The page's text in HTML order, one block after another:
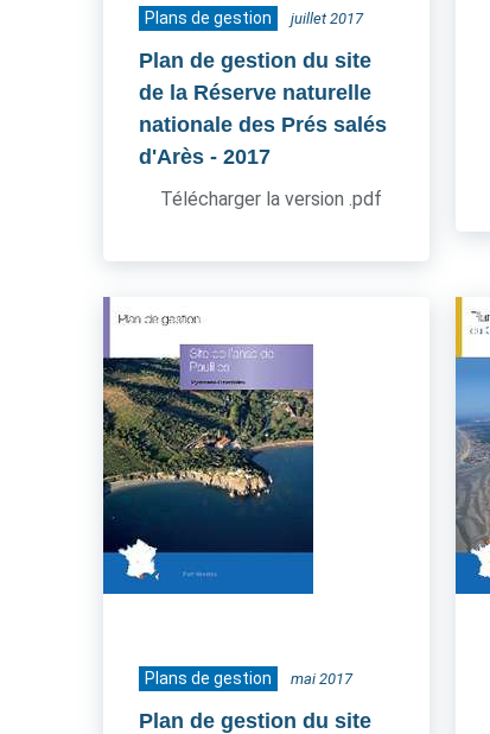
Plans de gestion juillet 2017
Plan de gestion du site
de la Réserve naturelle
nationale des Prés salés
d'Arès - 2017
Télécharger la version .pdf
Plans de gestion mai 2017
Plan de gestion du site